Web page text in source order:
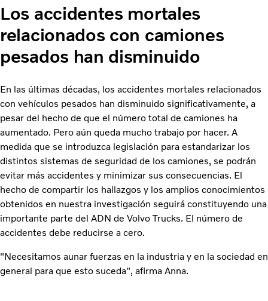
Los accidentes mortales
relacionados con camiones
pesados han disminuido
En las últimas décadas, los accidentes mortales relacionados
con vehículos pesados han disminuido significativamente, a
pesar del hecho de que el número total de camiones ha
aumentado. Pero aún queda mucho trabajo por hacer. A
medida que se introduzca legislación para estandarizar los
distintos sistemas de seguridad de los camiones, se podrán
evitar más accidentes y minimizar sus consecuencias. El
hecho de compartir los hallazgos y los amplios conocimientos
obtenidos en nuestra investigación seguirá constituyendo una
importante parte del ADN de Volvo Trucks. El número de
accidentes debe reducirse a cero.
"Necesitamos aunar fuerzas en la industria y en la sociedad en
general para que esto suceda", afirma Anna.